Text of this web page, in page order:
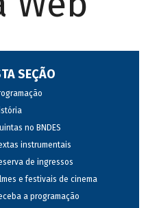
SEÇÃO
no BNDES
instrumentais
de ingressos
e festivais de cinema
a programação